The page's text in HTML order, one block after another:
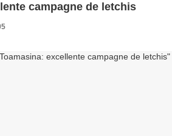
campagne de letchis